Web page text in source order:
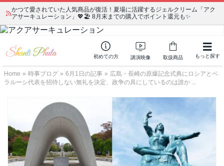
かつて愛されていた人気商品が復活！夏場に活躍するジェルクリーム「アク
アサーキュレーション」💖🏖️ 8月末までの購入でポイント還元も✨
初めての方 講演映像 取扱商品 もっと探す
Home » 時事ブログ » 6月1日の記事 » 広島・長崎の原爆記念式典にロシアとベ
ラルーシ代表を招待しない無礼を決定、政争の具にしているのは誰か ...